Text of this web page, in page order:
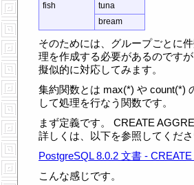
fish
tuna
bream
そのためには、グループごとに
理を作成する必要があるのです
擬似的に対応してみます。
集約関数とは max(*) や count(*)
して処理を行なう関数です。
まず定義です。 CREATE
詳しくは、以下を参照してくださ
PostgreSQL 8.0.2 文書 -
こんな感じです。